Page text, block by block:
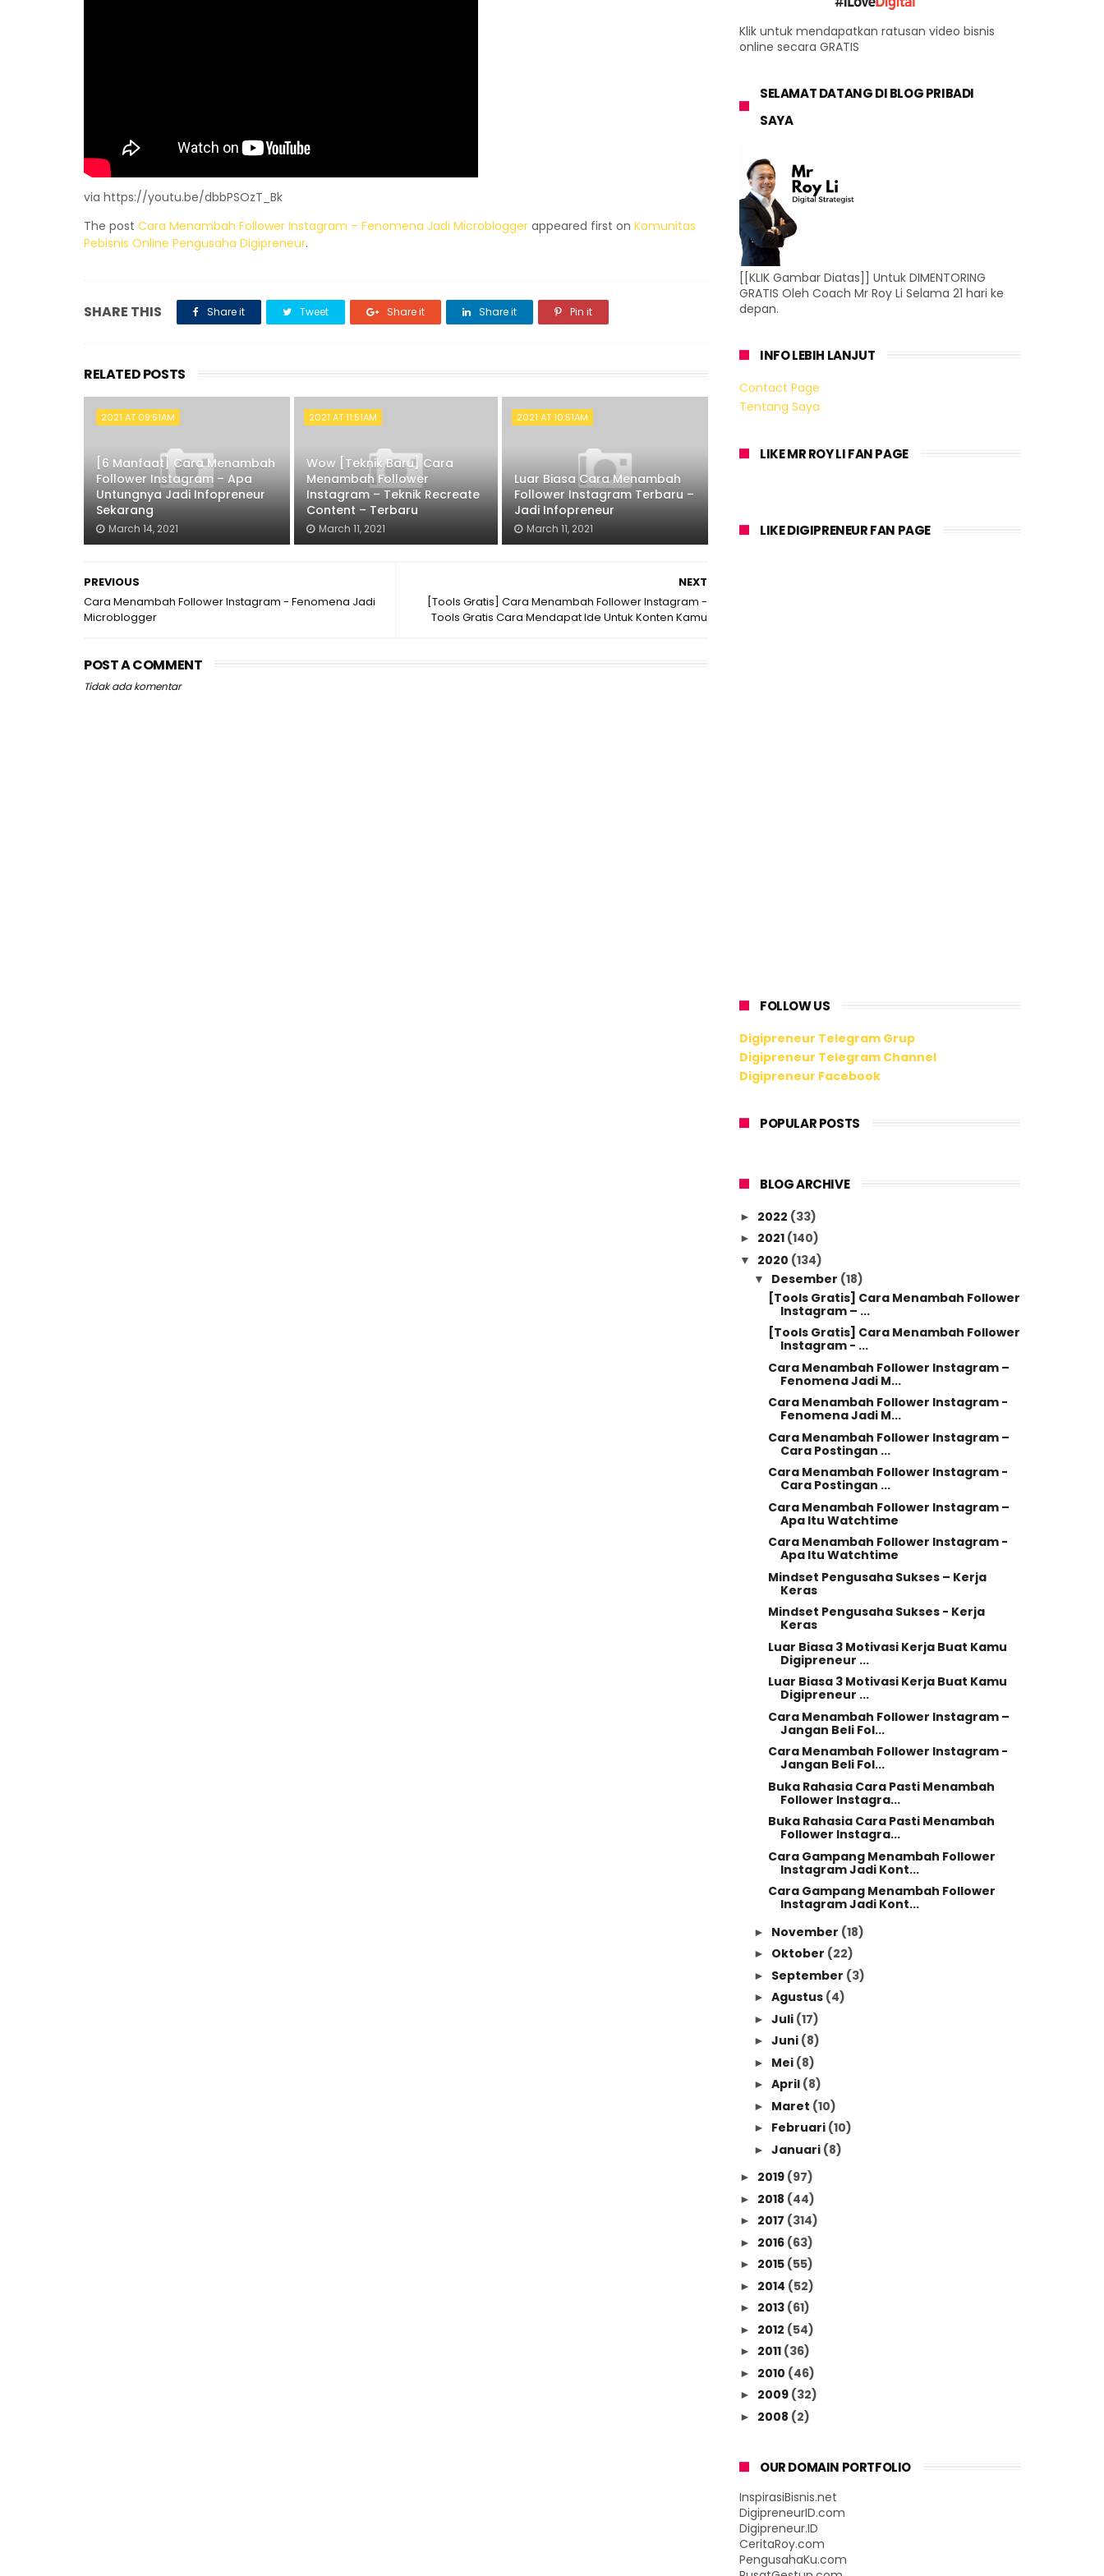
via https://youtu.be/dbbPSOzT_Bk
The post Cara Menambah Follower Instagram – Fenomena Jadi Microblogger appeared first on Komunitas
Pebisnis Online Pengusaha Digipreneur.
SHARE THIS Share it Tweet Share it Share it Pin it
RELATED POSTS
2021 AT 09:51AM
[6 Manfaat] Cara Menambah
Follower Instagram – Apa
Untungnya Jadi Infopreneur
Sekarang
March 14, 2021
2021 AT 11:51AM
Wow [Teknik Baru] Cara
Menambah Follower
Instagram – Teknik Recreate
Content – Terbaru
March 11, 2021
2021 AT 10:51AM
Luar Biasa Cara Menambah
Follower Instagram Terbaru –
Jadi Infopreneur
March 11, 2021
NEXT
[Tools Gratis] Cara Menambah Follower Instagram -
Tools Gratis Cara Mendapat Ide Untuk Konten Kamu
PREVIOUS
Cara Menambah Follower Instagram - Fenomena Jadi
Microblogger
POST A COMMENT
Tidak ada komentar
Klik untuk mendapatkan ratusan video bisnis
online secara GRATIS
SELAMAT DATANG DI BLOG PRIBADI
SAYA
[[KLIK Gambar Diatas]] Untuk DIMENTORING
GRATIS Oleh Coach Mr Roy Li Selama 21 hari ke
depan.
INFO LEBIH LANJUT
Contact Page
Tentang Saya
LIKE MR ROY LI FAN PAGE
LIKE DIGIPRENEUR FAN PAGE
FOLLOW US
Digipreneur Telegram Grup
Digipreneur Telegram Channel
Digipreneur Facebook
POPULAR POSTS
BLOG ARCHIVE
► 2022 (33)
► 2021 (140)
▼ 2020 (134)
▼ Desember (18)
[Tools Gratis] Cara Menambah Follower
Instagram – ...
[Tools Gratis] Cara Menambah Follower
Instagram - ...
Cara Menambah Follower Instagram –
Fenomena Jadi M...
Cara Menambah Follower Instagram -
Fenomena Jadi M...
Cara Menambah Follower Instagram –
Cara Postingan ...
Cara Menambah Follower Instagram -
Cara Postingan ...
Cara Menambah Follower Instagram –
Apa Itu Watchtime
Cara Menambah Follower Instagram -
Apa Itu Watchtime
Mindset Pengusaha Sukses – Kerja
Keras
Mindset Pengusaha Sukses - Kerja
Keras
Luar Biasa 3 Motivasi Kerja Buat Kamu
Digipreneur ...
Luar Biasa 3 Motivasi Kerja Buat Kamu
Digipreneur ...
Cara Menambah Follower Instagram –
Jangan Beli Fol...
Cara Menambah Follower Instagram -
Jangan Beli Fol...
Buka Rahasia Cara Pasti Menambah
Follower Instagra...
Buka Rahasia Cara Pasti Menambah
Follower Instagra...
Cara Gampang Menambah Follower
Instagram Jadi Kont...
Cara Gampang Menambah Follower
Instagram Jadi Kont...
► November (18)
► Oktober (22)
► September (3)
► Agustus (4)
► Juli (17)
► Juni (8)
► Mei (8)
► April (8)
► Maret (10)
► Februari (10)
► Januari (8)
► 2019 (97)
► 2018 (44)
► 2017 (314)
► 2016 (63)
► 2015 (55)
► 2014 (52)
► 2013 (61)
► 2012 (54)
► 2011 (36)
► 2010 (46)
► 2009 (32)
► 2008 (2)
OUR DOMAIN PORTFOLIO
InspirasiBisnis.net
DigipreneurID.com
Digipreneur.ID
CeritaRoy.com
PengusahaKu.com